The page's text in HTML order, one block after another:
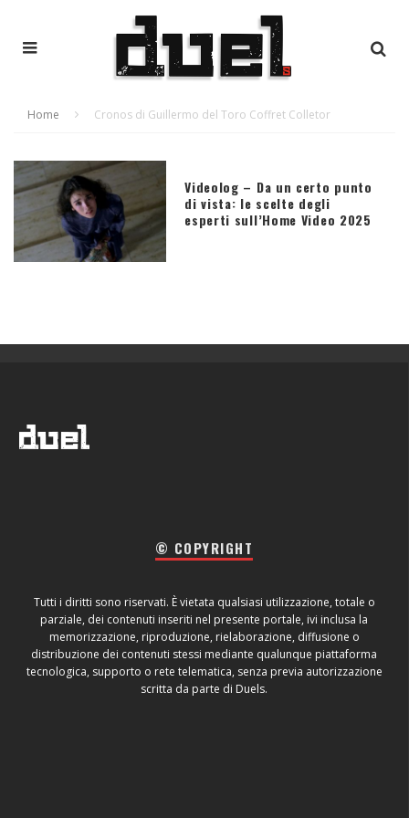
Home Cronos di Guillermo del Toro Coffret Colletor
Videolog – Da un certo punto
di vista: le scelte degli
esperti sull’Home Video 2025
© COPYRIGHT
Tutti i diritti sono riservati. È vietata qualsiasi utilizzazione, totale o
parziale, dei contenuti inseriti nel presente portale, ivi inclusa la
memorizzazione, riproduzione, rielaborazione, diffusione o
distribuzione dei contenuti stessi mediante qualunque piattaforma
tecnologica, supporto o rete telematica, senza previa autorizzazione
scritta da parte di Duels.